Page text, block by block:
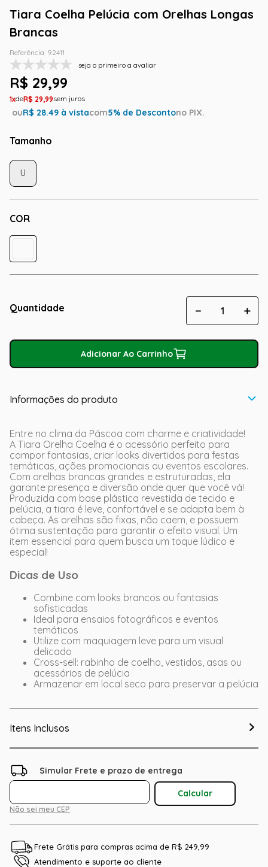
Tiara Coelha Pelúcia com Orelhas Longas
Brancas
Referência: 92411
seja o primeiro a avaliar
R$ 29,99
1 R$ 29,99
ouR$ 28.49 à vistacom5% de Descontono PIX.
Tamanho
COR
U
Quantidade ＋
－
Adicionar Ao Carrinho
Informações do produto
Entre no clima da Páscoa com charme e criatividade!
A Tiara Orelha Coelha é o acessório perfeito para
compor fantasias, criar looks divertidos para festas
temáticas, ações promocionais ou eventos escolares.
Com orelhas brancas grandes e estruturadas, ela
garante presença e diversão onde quer que você vá!
Produzida com base plástica revestida de tecido e
pelúcia, a tiara é leve, confortável e se adapta bem à
cabeça. As orelhas são fixas, não caem, e possuem
ótima sustentação para garantir o efeito visual. Um
item essencial para quem busca um toque lúdico e
especial!
Dicas de Uso
Combine com looks brancos ou fantasias
sofisticadas
Ideal para ensaios fotográficos e eventos
temáticos
Utilize com maquiagem leve para um visual
delicado
Cross-sell: rabinho de coelho, vestidos, asas ou
acessórios de pelúcia
Armazenar em local seco para preservar a pelúcia
Itens Inclusos
Não sei meu CEP
Frete Grátis para compras acima de R$ 249,99
Atendimento e suporte ao cliente